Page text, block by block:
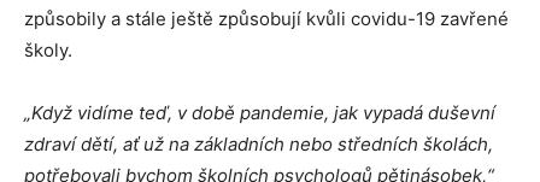
způsobily a stále ještě způsobují kvůli covidu-19 zavřené
školy.
„Když vidíme teď, v době pandemie, jak vypadá duševní
zdraví dětí, ať už na základních nebo středních školách,
potřebovali bychom školních psychologů pětinásobek,“